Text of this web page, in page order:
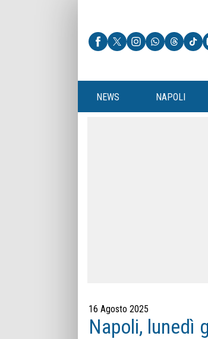
NEWS NAPOLI
16 Agosto 2025
Napoli, lunedì